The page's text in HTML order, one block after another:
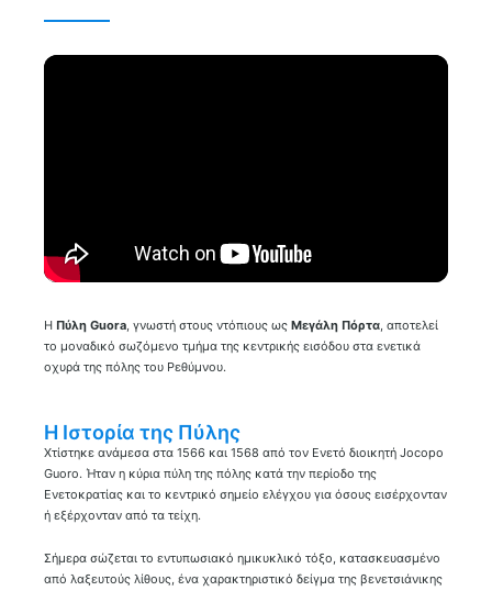
Η Πύλη Guora, γνωστή στους ντόπιους ως Μεγάλη Πόρτα, αποτελεί
το μοναδικό σωζόμενο τμήμα της κεντρικής εισόδου στα ενετικά
οχυρά της πόλης του Ρεθύμνου.
Η Ιστορία της Πύλης
Χτίστηκε ανάμεσα στα 1566 και 1568 από τον Ενετό διοικητή Jocopo
Guoro. Ήταν η κύρια πύλη της πόλης κατά την περίοδο της
Ενετοκρατίας και το κεντρικό σημείο ελέγχου για όσους εισέρχονταν
ή εξέρχονταν από τα τείχη.
Σήμερα σώζεται το εντυπωσιακό ημικυκλικό τόξο, κατασκευασμένο
από λαξευτούς λίθους, ένα χαρακτηριστικό δείγμα της βενετσιάνικης